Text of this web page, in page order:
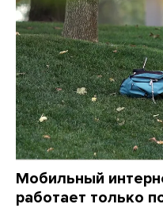
Мобильный
работает только